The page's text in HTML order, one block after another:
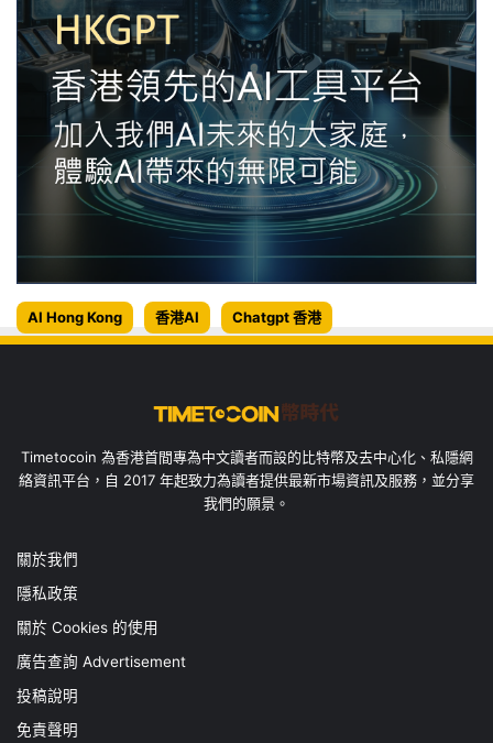
AI Hong Kong 香港AI Chatgpt 香港
Timetocoin 為香港首間專為中文讀者而設的比特幣及去中心化、私隱網
絡資訊平台，自 2017 年起致力為讀者提供最新市場資訊及服務，並分享
我們的願景。
關於我們
隱私政策
關於 Cookies 的使用
廣告查詢 Advertisement
投稿說明
免責聲明